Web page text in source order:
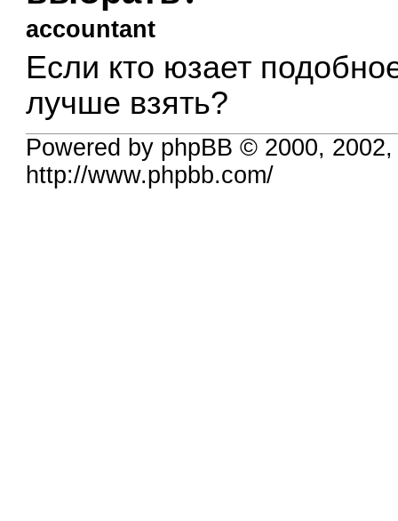
accountant
Если кто юзает
лучше взять?
Powered by phpBB © 2000,
http://www.phpbb.com/